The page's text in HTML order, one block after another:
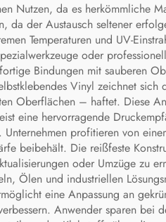
Nutzen, da es herkömmliche
da der Austausch seltener
Temperaturen und UV-
oder
Bindungen mit sauberen
Vinyl zeichnet sich
Oberflächen – haftet. Diese
eine hervorragende
profitieren von
beibehält. Die reißfeste
oder Umzüge zu
Ölen und industriellen
eine Anpassung an
Anwender sparen bei